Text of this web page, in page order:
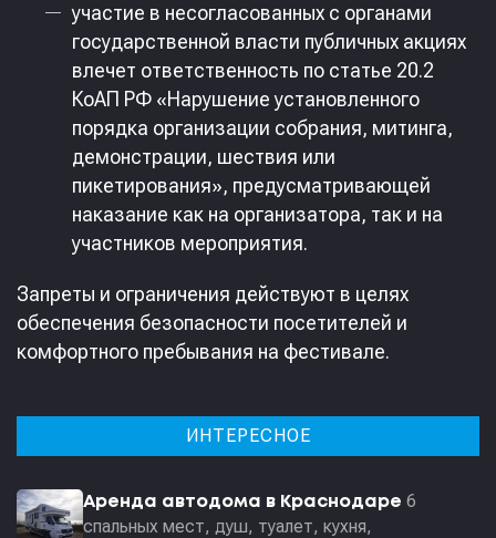
участие в несогласованных с органами
государственной власти публичных акциях
влечет ответственность по статье 20.2
КоАП РФ «Нарушение установленного
порядка организации собрания, митинга,
демонстрации, шествия или
пикетирования», предусматривающей
наказание как на организатора, так и на
участников мероприятия.
Запреты и ограничения действуют в целях
обеспечения безопасности посетителей и
комфортного пребывания на фестивале.
ИНТЕРЕСНОЕ
Аренда автодома в Краснодаре 6
спальных мест, душ, туалет, кухня,